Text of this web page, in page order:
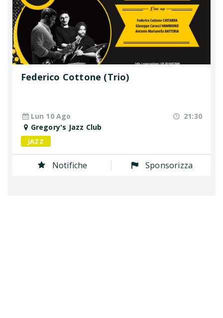
Federico Cottone (Trio)
Lun 10 Ago
21:30
Gregory's Jazz Club
JAZZ
Notifiche Sponsorizza